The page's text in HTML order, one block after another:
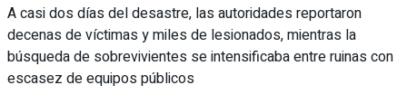
A casi dos días del desastre, las autoridades reportaron
decenas de víctimas y miles de lesionados, mientras la
búsqueda de sobrevivientes se intensificaba entre ruinas con
escasez de equipos públicos